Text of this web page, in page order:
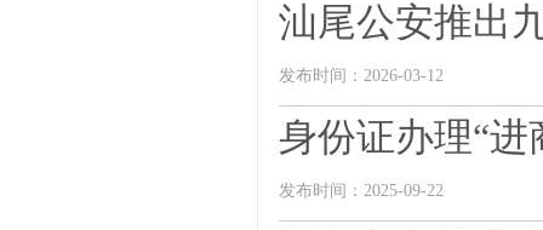
汕尾公安推出
发布时间：2026-03-12
身份证办理“进
发布时间：2025-09-22